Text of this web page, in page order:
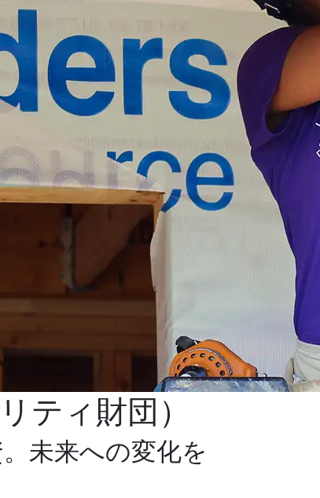
ティ財団）
未来への変化を